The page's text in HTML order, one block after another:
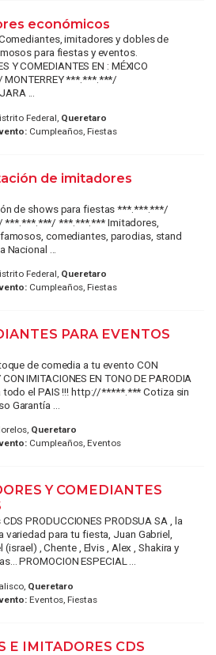
económicos
imitadores y dobles de
para fiestas y eventos.
Y COMEDIANTES EN : MÉXICO
***.***.***/
...
Federal, Queretaro
Cumpleaños, Fiestas
de imitadores
de shows para fiestas ***.***.***/
***.***.*** Imitadores,
comediantes, parodias, stand
Nacional ...
Federal, Queretaro
Cumpleaños, Fiestas
PARA EVENTOS
de comedia a tu evento CON
CON IMITACIONES EN TONO DE PARODIA
todo el PAIS !!! http://*****.*** Cotiza sin
Garantía ...
Queretaro
Cumpleaños, Eventos
Y COMEDIANTES
PRODUCCIONES PRODSUA SA , la
variedad para tu fiesta, Juan Gabriel,
(israel) , Chente , Elvis , Alex , Shakira y
PROMOCION ESPECIAL ...
Queretaro
Eventos, Fiestas
E IMITADORES CDS